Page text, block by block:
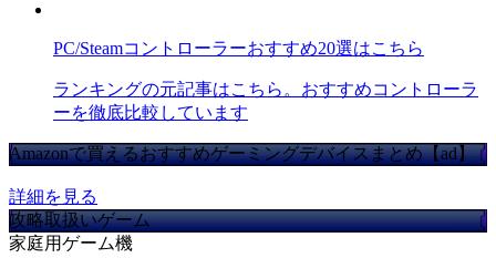
PC/Steamコントローラーおすすめ20選はこちら
ランキングの元記事はこちら。おすすめコントローラ
ーを徹底比較しています
Amazonで買えるおすすめゲーミングデバイスまとめ【ad】
詳細を見る
攻略取扱いゲーム
家庭用ゲーム機